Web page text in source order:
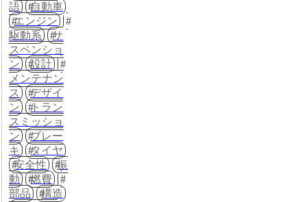
語
自動車
エンジン
駆動系
サ
スペンショ
ン
設計
メンテナン
ス
デザイ
ン
トラン
スミッショ
ン
ブレー
キ
タイヤ
安全性
振
動
燃費
部品
構造